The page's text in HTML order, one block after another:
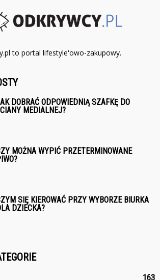
to portal lifestyle'owo-zakupowy.
DOBRAĆ ODPOWIEDNIĄ SZAFKĘ DO
MEDIALNEJ?
MOŻNA WYPIĆ PRZETERMINOWANE
SIĘ KIEROWAĆ PRZY WYBORZE BIURKA
DZIECKA?
163